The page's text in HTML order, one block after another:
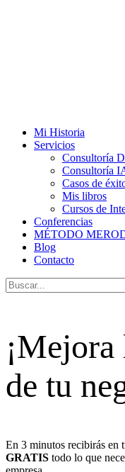
Mi Historia
Servicios
Consultoría
Consultoría
Casos de
Mis libros
Cursos de
Conferencias
MÉTODO
Blog
Contacto
de tu
En 3 minutos recibirás en
GRATIS todo lo que